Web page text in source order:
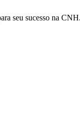
seu sucesso na CNH.